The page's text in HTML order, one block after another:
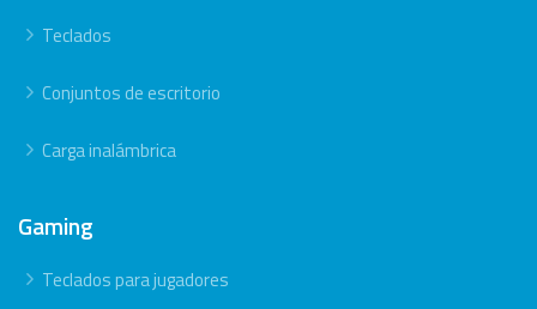
Teclados
Conjuntos de escritorio
Carga inalámbrica
Gaming
Teclados para jugadores